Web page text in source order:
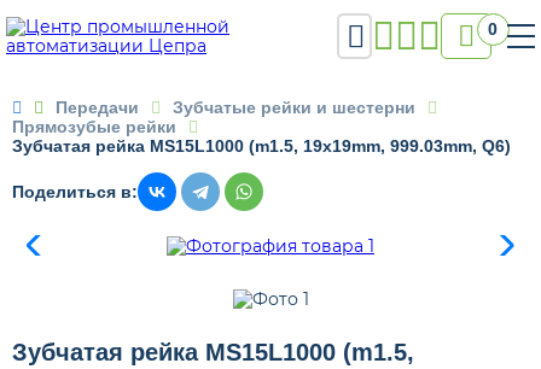
 0
 Передачи
Зубчатые рейки и шестерни
Прямозубые рейки
Зубчатая рейка MS15L1000 (m1.5, 19x19mm, 999.03mm, Q6)
Поделиться в:
Зубчатая рейка MS15L1000 (m1.5,